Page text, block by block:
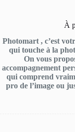
À
Photomart , c’est
qui touche à la
On vous
accompagnement
qui comprend
pro de l’image ou